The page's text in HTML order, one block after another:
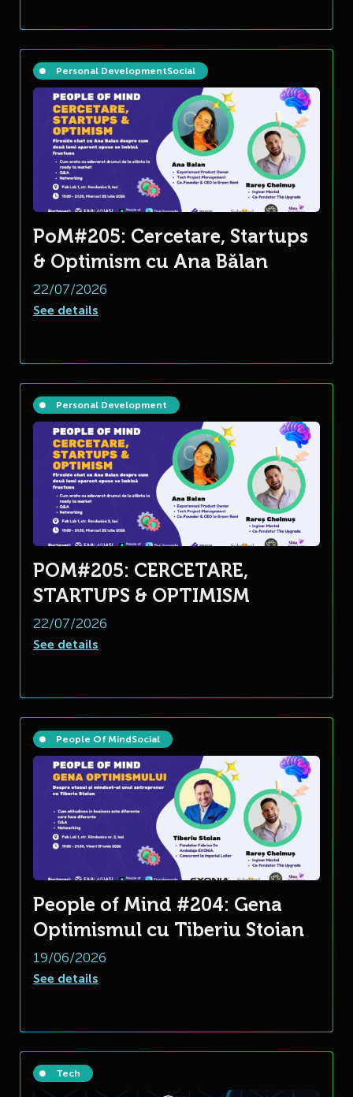
Personal DevelopmentSocial
PoM#205: Cercetare, Startups
& Optimism cu Ana Bălan
22/07/2026
See details
Personal Development
POM#205: CERCETARE,
STARTUPS & OPTIMISM
22/07/2026
See details
People Of MindSocial
People of Mind #204: Gena
Optimismul cu Tiberiu Stoian
19/06/2026
See details
Tech